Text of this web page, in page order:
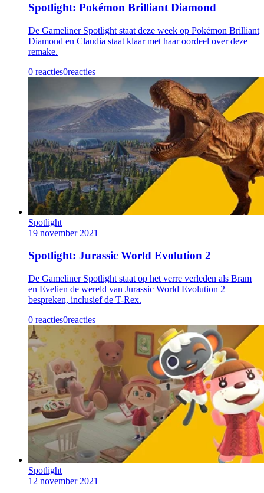
Spotlight: Pokémon Brilliant Diamond
De Gameliner Spotlight staat deze week op Pokémon Brilliant
Diamond en Claudia staat klaar met haar oordeel over deze
remake.
0 reacties0reacties
Spotlight
19 november 2021
Spotlight: Jurassic World Evolution 2
De Gameliner Spotlight staat op het verre verleden als Bram
en Evelien de wereld van Jurassic World Evolution 2
bespreken, inclusief de T-Rex.
0 reacties0reacties
Spotlight
12 november 2021